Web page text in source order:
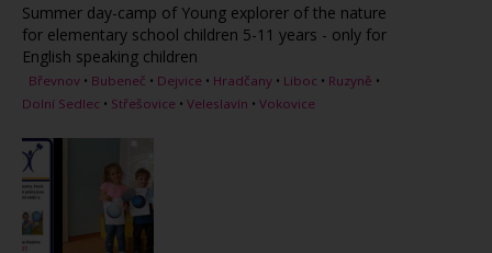
Summer day-camp of Young explorer of the nature
for elementary school children 5-11 years - only for
English speaking children
Břevnov • Bubeneč • Dejvice • Hradčany • Liboc • Ruzyně •
Dolní Sedlec • Střešovice • Veleslavín • Vokovice